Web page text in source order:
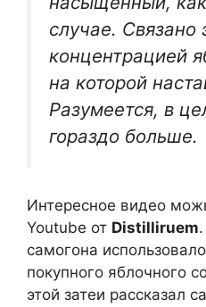
случае. Связано
концентрацией
на которой
Разумеется, в
гораздо больше.
Интересное видео
Youtube от Distilliruem
самогона
покупного яблочного
этой затеи рассказал